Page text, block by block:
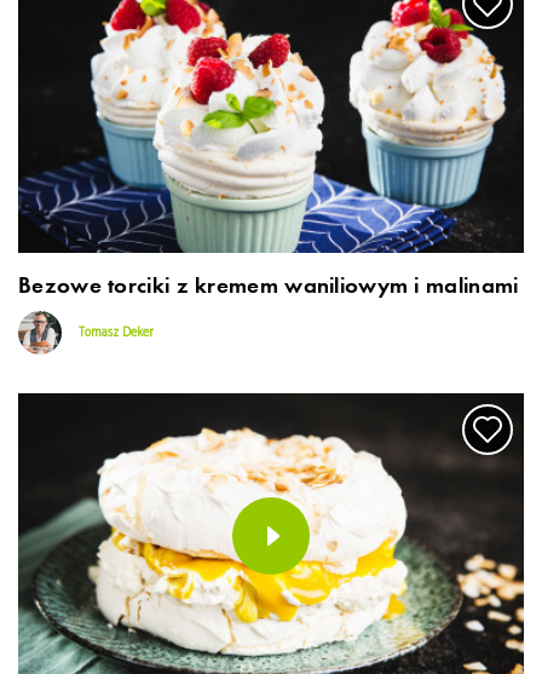
Bezowe torciki z kremem waniliowym i malinami
Tomasz Deker